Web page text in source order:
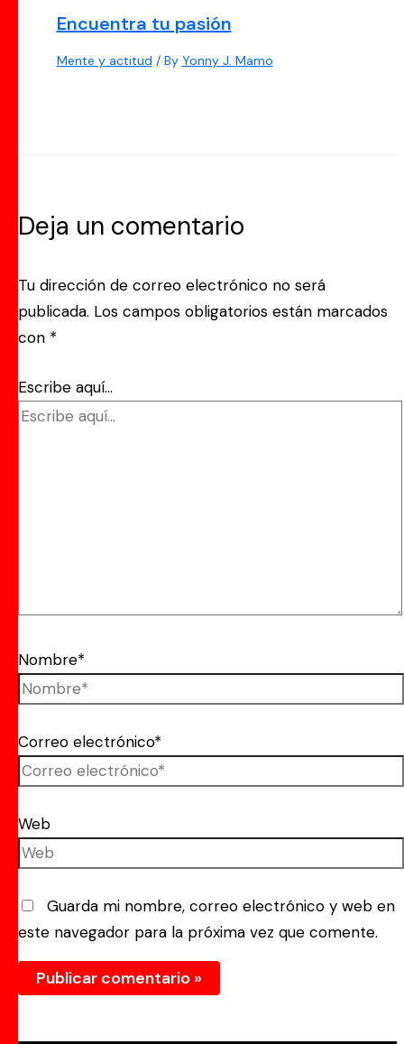
Encuentra tu pasión
Mente y actitud / By Yonny J. Mamo
Deja un comentario
Tu dirección de correo electrónico no será
publicada. Los campos obligatorios están marcados
con *
Escribe aquí...
Nombre*
Correo electrónico*
Web
Guarda mi nombre, correo electrónico y web en
este navegador para la próxima vez que comente.